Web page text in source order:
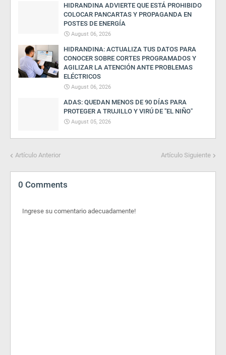
HIDRANDINA ADVIERTE QUE ESTÁ PROHIBIDO
COLOCAR PANCARTAS Y PROPAGANDA EN
POSTES DE ENERGÍA
August 06, 2026
HIDRANDINA: ACTUALIZA TUS DATOS PARA
CONOCER SOBRE CORTES PROGRAMADOS Y
AGILIZAR LA ATENCIÓN ANTE PROBLEMAS
ELÉCTRICOS
August 06, 2026
ADAS: QUEDAN MENOS DE 90 DÍAS PARA
PROTEGER A TRUJILLO Y VIRÚ DE "EL NIÑO"
August 05, 2026
Artículo Anterior Artículo Siguiente
0 Comments
Ingrese su comentario adecuadamente!